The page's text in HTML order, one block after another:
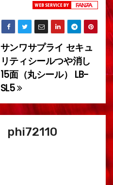
サンワサプライ セキュ
リティシールつや消し
15面（丸シール） LB-
SL5
phi72110